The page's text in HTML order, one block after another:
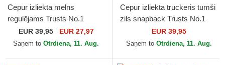
Cepur izliekta melns
regulējams Trusts No.1
Distressed Black Gold no
The No.1 Face
EUR39,95 EUR 27,97
Saņem to Otrdiena, 11. Aug.
Cepur izliekta truckeris tumši
zils snapback Trusts No.1
Suede Navy White no The
No.1 Face
EUR 39,95
Saņem to Otrdiena, 11. Aug.